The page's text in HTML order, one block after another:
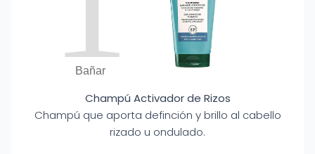
Bañar
Champú Activador de Rizos
Champú que aporta definción y brillo al cabello
rizado u ondulado.